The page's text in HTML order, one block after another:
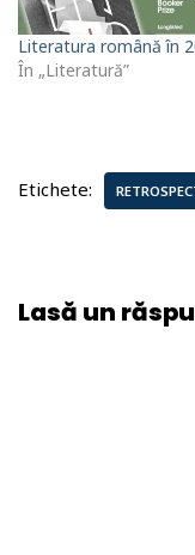
Literatura română în
În „Literatură”
Etichete:
Lasă un